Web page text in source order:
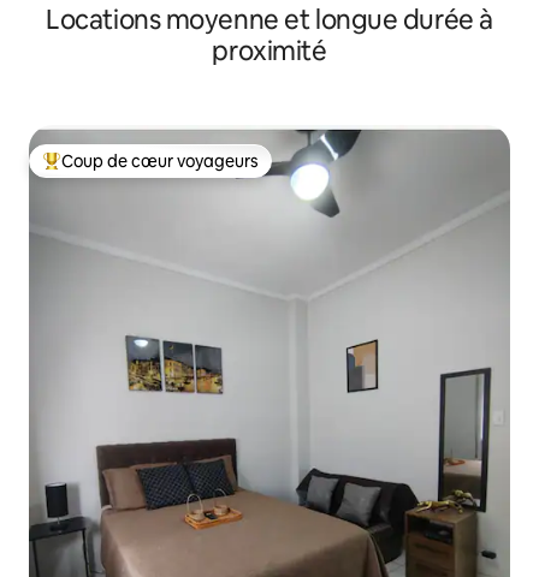
Locations moyenne et longue durée à
proximité
Coups de cœur voyageurs les plus appréciés
Coup de cœur voyageurs